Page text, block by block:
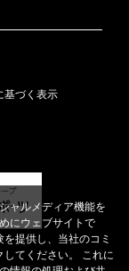
基づく表示
ャルメディア機能を
にウェブサイトで
提供し、当社のコミ
してください。 これに